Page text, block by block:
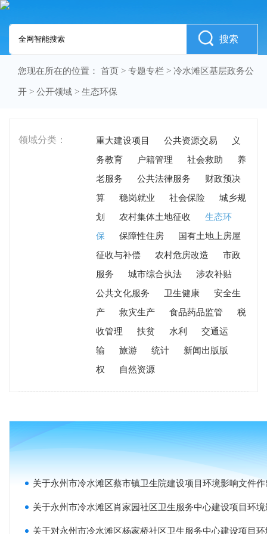
搜索
您现在所在的位置： 首页 > 专题专栏 > 冷水滩区基层政务公
开 > 公开领域 > 生态环保
领域分类： 重大建设项目 公共资源交易
义
务教育
户籍管理 社会救助
养
老服务
公共法律服务
财政预决
算
稳岗就业 社会保险
城乡规
划
农村集体土地征收
生态环
保
保障性住房
国有土地上房屋
征收与补偿
农村危房改造
市政
服务
城市综合执法
涉农补贴
公共文化服务
卫生健康
安全生
产
救灾生产 食品药品监管
税
收管理
扶贫 水利
交通运
输
旅游 统计
新闻出版版
权
自然资源
关于永州市冷水滩区蔡市镇卫生院建设项目环境影响文件
关于永州市冷水滩区肖家园社区卫生服务中心建设项目环境影
关于对永州市冷水滩区杨家桥社区卫生服务中心建设项目环境影响